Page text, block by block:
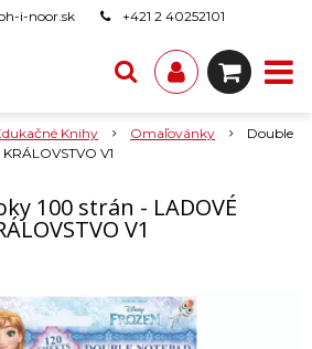
i-noor.sk +421 2 40252101
Knihy Omaľovánky
Double
V1
100 strán - LADOVÉ
V1